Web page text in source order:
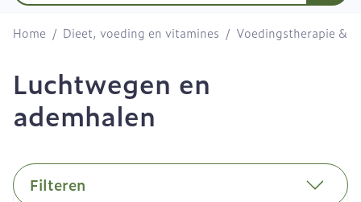
Home / Dieet, voeding en vitamines / Voedingstherapie &
Luchtwegen en
ademhalen
Filteren